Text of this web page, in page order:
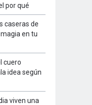
por qué
caseras de
en tu
cuero
idea según
viven una